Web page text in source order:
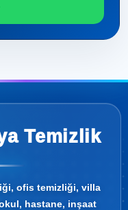
Temizlik
ofis temizliği, villa
hastane, inşaat